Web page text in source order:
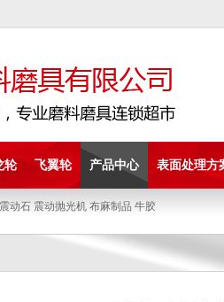
轮 飞翼轮 产品中心 表面处理方
动石 震动抛光机 布麻制品 牛胶